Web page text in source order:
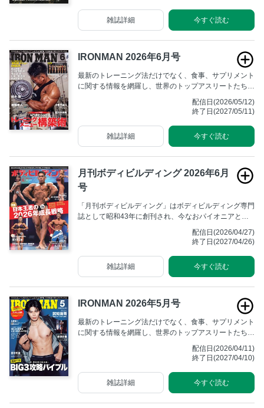
をいただいております。
今すぐ読む
雑誌詳細
IRONMAN 2026年6月号
最新のトレーニング法だけでなく、食事、サプリメント
に関する情報を網羅し、世界のトップアスリートたちが
行なっている方法、海外の最新トレーニング&栄養学を
紹介する。 究極を目指すアスリートのためのマニアッ
配信日(2026/05/12)
終了日(2027/05/11)
今すぐ読む
雑誌詳細
月刊ボディビルディング 2026年6月
号
「月刊ボディビルディング」はボディビルディング専門
誌として昭和43年に創刊され、今なおパイオニアとし
ての不動の地位を築いています。全国のボディビルダー
からは「月ボ」の愛称で広く親しまれ、ボディビル大会
をいただいております。
配信日(2026/04/27)
終了日(2027/04/26)
今すぐ読む
雑誌詳細
IRONMAN 2026年5月号
最新のトレーニング法だけでなく、食事、サプリメント
に関する情報を網羅し、世界のトップアスリートたちが
行なっている方法、海外の最新トレーニング&栄養学を
紹介する。 究極を目指すアスリートのためのマニアッ
配信日(2026/04/11)
終了日(2027/04/10)
今すぐ読む
雑誌詳細